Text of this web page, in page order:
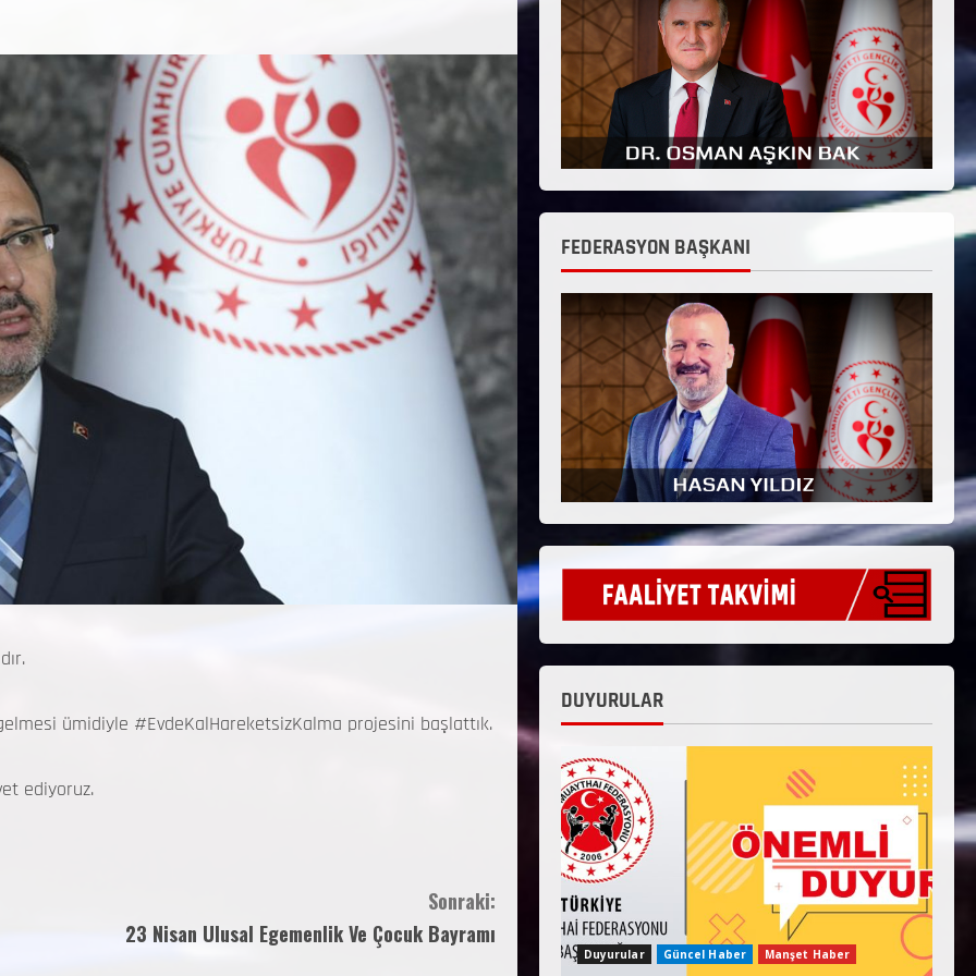
ümidiyle #EvdeKalHareketsizKalma projesini başlattık.
ediyoruz.
Sonraki:
23 Nisan Ulusal Egemenlik Ve Çocuk Bayramı
FEDERASYON BAŞKANI
DUYURULAR
Duyurular Güncel Haber Manşet Haber